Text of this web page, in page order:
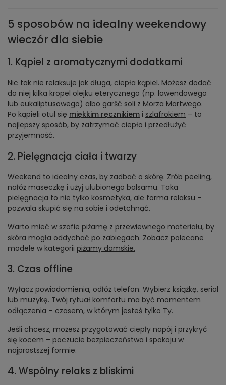
5 sposobów na idealny weekendowy
wieczór dla siebie
1. Kąpiel z aromatycznymi dodatkami
Nic tak nie relaksuje jak długa, ciepła kąpiel. Możesz dodać
do niej kilka kropel olejku eterycznego (np. lawendowego
lub eukaliptusowego) albo garść soli z Morza Martwego.
Po kąpieli otul się miękkim ręcznikiem i szlafrokiem – to
najlepszy sposób, by zatrzymać ciepło i przedłużyć
przyjemność.
2. Pielęgnacja ciała i twarzy
Weekend to idealny czas, by zadbać o skórę. Zrób peeling,
nałóż maseczkę i użyj ulubionego balsamu. Taka
pielęgnacja to nie tylko kosmetyka, ale forma relaksu –
pozwala skupić się na sobie i odetchnąć.
Warto mieć w szafie piżamę z przewiewnego materiału, by
skóra mogła oddychać po zabiegach. Zobacz polecane
modele w kategorii piżamy damskie.
3. Czas offline
Wyłącz powiadomienia, odłóż telefon. Wybierz książkę, serial
lub muzykę. Twój rytuał komfortu ma być momentem
odłączenia – czasem, w którym jesteś tylko Ty.
Jeśli chcesz, możesz przygotować ciepły napój i przykryć
się kocem – poczucie bezpieczeństwa i spokoju w
najprostszej formie.
4. Wspólny relaks z bliskimi